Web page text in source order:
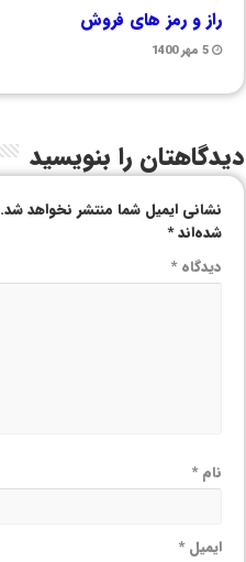
راز و رمز های فروش
5 مهر 1400
دیدگاهتان را بنویسید
نشانی ایمیل شما منتشر نخواهد شد.
شده‌اند*
دیدگاه*
نام*
ایمیل*